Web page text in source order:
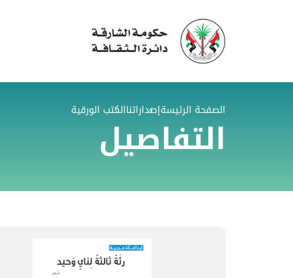
الصفحة الرئيسةإصداراتناالكتب الورقية
التفاصيل